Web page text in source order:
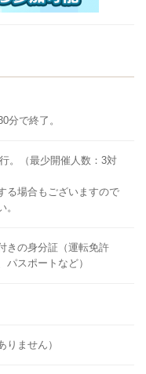
分で終了。
。（最少開催人数：3対
場合もございますので
きの身分証（運転免許
スポートなど）
りません）